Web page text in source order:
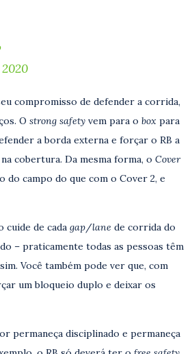
2020
compromisso de defender a corrida,
O strong safety vem para o box para
a borda externa e forçar o RB a
cobertura. Da mesma forma, o Cover
do campo do que com o Cover 2, e
cuide de cada gap/lane de corrida do
– praticamente todas as pessoas têm
Você também pode ver que, com
um bloqueio duplo e deixar os
permaneça disciplinado e permaneça